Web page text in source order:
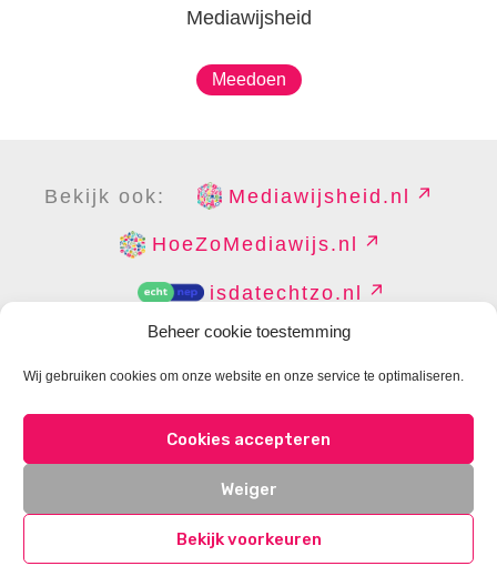
Beheer cookie toestemming
Wij gebruiken cookies om onze website en onze service te optimaliseren.
Cookies accepteren
Weiger
Bekijk voorkeuren
Mediawijsheid
Meedoen
Bekijk ook: Mediawijsheid.nl
HoeZoMediawijs.nl
isdatechtzo.nl
DISCLAIMER PRIVACY
CONTACT
COOKIES BEHEREN